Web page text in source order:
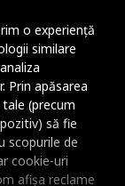
o experiență
similare
Prin apăsarea
(precum
să fie
scopurile de
cookie-uri
afișa reclame
Micsoreaza
Mareste spatierea
Micsoreaza
Mareste inaltimea